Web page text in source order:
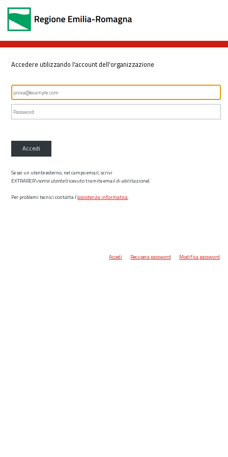
Accedere utilizzando l'account dell'organizzazione
Accedi
Se sei un utente esterno, nel campo email, scrivi
EXTRARER\nome utente(ricevuto tramite email di abilitazione)
Per problemi tecnici contatta l’assistenza informatica.
Accedi Recupera password Modifica password